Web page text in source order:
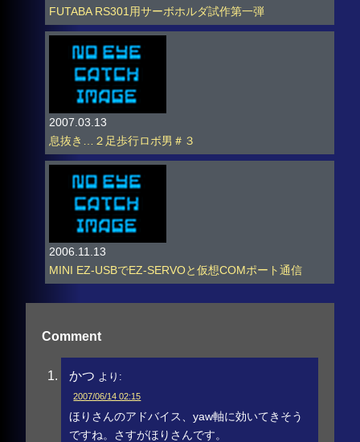
FUTABA RS301用サーボホルダ試作第一弾
2007.03.13
息抜き…２足歩行ロボ男＃３
2006.11.13
MINI EZ-USBでEZ-SERVOと仮想COMポート通信
Comment
かつ より:
2007/06/14 02:15
ほりさんのアドバイス、yaw軸に効いてきそう
ですね。さすがほりさんです。